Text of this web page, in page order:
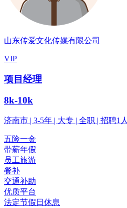
山东传爱文化传媒有限公司
VIP
项目经理
8k-10k
济南市 | 3-5年 | 大专 | 全职 | 招聘1人
五险一金
带薪年假
员工旅游
餐补
交通补助
优质平台
法定节假日休息